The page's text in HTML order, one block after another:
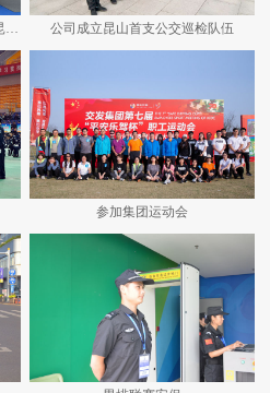
公司成立昆山首支公交巡检队伍
参加集团运动会